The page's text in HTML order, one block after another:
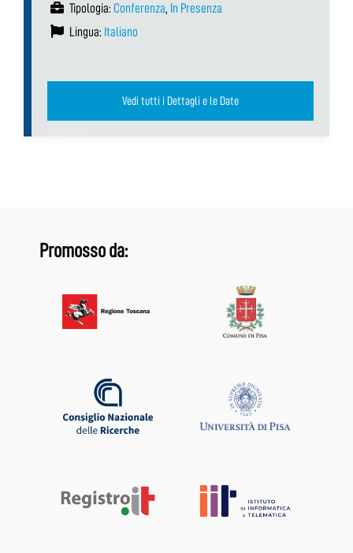
Tipologia: Conferenza, In Presenza
Lingua: Italiano
Vedi tutti i Dettagli e le Date
Promosso da: